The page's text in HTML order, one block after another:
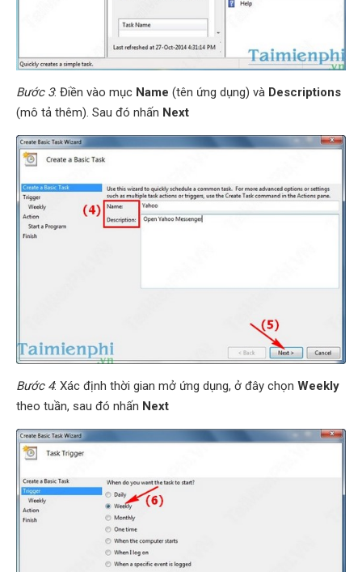
Bước 3: Điền vào mục Name (tên ứng dụng) và Descriptions
(mô tả thêm). Sau đó nhấn Next
Bước 4: Xác định thời gian mở ứng dụng, ở đây chọn Weekly
theo tuần, sau đó nhấn Next